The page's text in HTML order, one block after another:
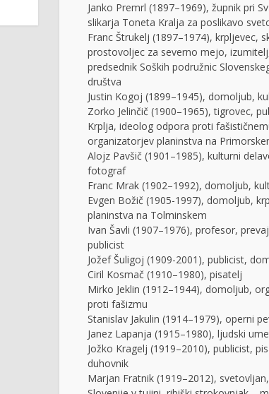
Janko Premrl (1897–1969), župnik pri
slikarja Toneta Kralja za poslikavo
Franc Štrukelj (1897–1974), krpljevec,
prostovoljec za severno mejo,
predsednik Soških podružnic
društva
Justin Kogoj (1899–1945), domoljub,
Zorko Jelinčič (1900–1965), tigrovec,
Krplja, ideolog odpora proti
organizatorjev planinstva na
Alojz Pavšič (1901–1985), kulturni
fotograf
Franc Mrak (1902–1992), domoljub,
Evgen Božič (1905-1997), domoljub,
planinstva na Tolminskem
Ivan Šavli (1907–1976), profesor,
publicist
Jožef Šuligoj (1909-2001), publicist,
Ciril Kosmač (1910–1980), pisatelj
Mirko Jeklin (1912–1944), domoljub,
proti fašizmu
Stanislav Jakulin (1914–1979), operni
Janez Lapanja (1915–1980), ljudski
Jožko Kragelj (1919–2010), publicist,
duhovnik
Marjan Fratnik (1919–2012),